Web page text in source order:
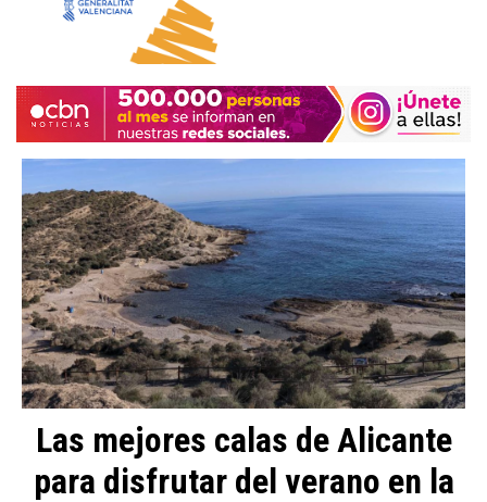
Las mejores calas de Alicante
para disfrutar del verano en la